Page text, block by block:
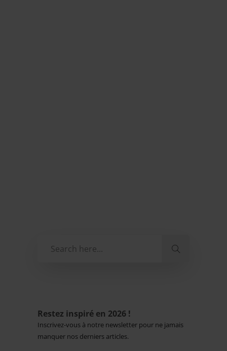
Restez inspiré en 2026 !
Inscrivez-vous à notre newsletter pour ne jamais
manquer nos derniers articles.